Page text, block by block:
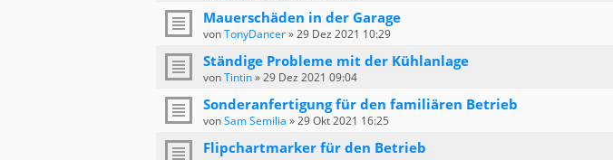
Mauerschäden in der Garage
vonTonyDancer»29 Dez 2021 10:29
Ständige Probleme mit der Kühlanlage
vonTintin»29 Dez 2021 09:04
Sonderanfertigung für den familiären Betrieb
vonSam Semilia »29 Okt 2021 16:25
Flipchartmarker für den Betrieb